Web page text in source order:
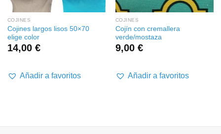
COJINES
Cojines largos lisos 50×70
elige color
14,00 €
Añadir a favoritos
COJINES
Cojín con cremallera
verde/mostaza
9,00 €
Añadir a favoritos